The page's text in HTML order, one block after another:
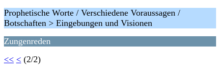
Prophetische Worte / Verschiedene Voraussagen /
Botschaften > Eingebungen und Visionen
Zungenreden
<< < (2/2)